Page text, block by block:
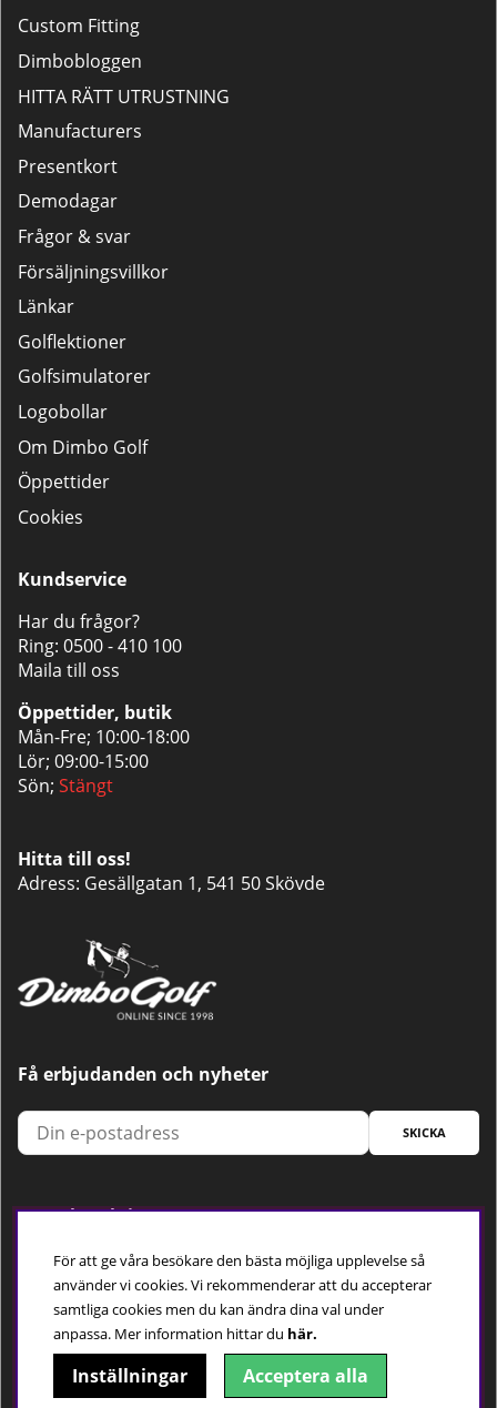
Custom Fitting
Dimbobloggen
HITTA RÄTT UTRUSTNING
Manufacturers
Presentkort
Demodagar
Frågor & svar
Försäljningsvillkor
Länkar
Golflektioner
Golfsimulatorer
Logobollar
Om Dimbo Golf
Öppettider
Cookies
Kundservice
Har du frågor?
Ring: 0500 - 410 100
Maila till oss
Öppettider, butik
Mån-Fre; 10:00-18:00
Lör; 09:00-15:00
Sön; Stängt
Hitta till oss!
Adress: Gesällgatan 1, 541 50 Skövde
Få erbjudanden och nyheter
SKICKA
Trygg betalning
Följ oss
För att ge våra besökare den bästa möjliga upplevelse så
använder vi cookies. Vi rekommenderar att du accepterar
samtliga cookies men du kan ändra dina val under
anpassa. Mer information hittar du här.
Inställningar Acceptera alla